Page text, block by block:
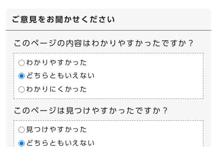
ご意見をお聞かせください
このページの内容はわかりやすかったですか？
わかりやすかった
どちらともいえない
わかりにくかった
このページは見つけやすかったですか？
見つけやすかった
どちらともいえない